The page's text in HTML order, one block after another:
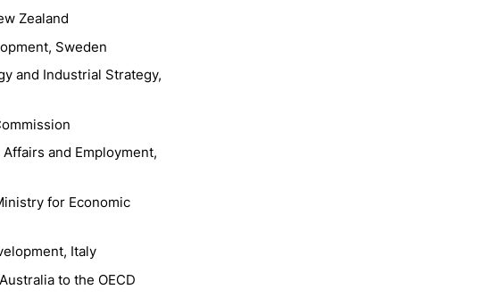
Zealand
Sweden
and Industrial Strategy,
and Employment,
for Economic
Italy
to the OECD